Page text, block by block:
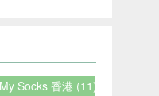
Socks 香港 (11)